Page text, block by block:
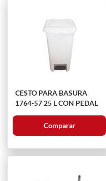
CESTO PARA BASURA
1764-57 25 L CON PEDAL
Comparar